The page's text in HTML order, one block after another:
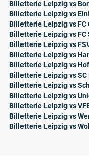
Billetterie Leipzig vs
Billetterie Leipzig vs
Billetterie Leipzig vs FC
Billetterie Leipzig vs FC
Billetterie Leipzig vs
Billetterie Leipzig vs
Billetterie Leipzig vs
Billetterie Leipzig vs SC
Billetterie Leipzig vs
Billetterie Leipzig vs
Billetterie Leipzig vs
Billetterie Leipzig vs
Billetterie Leipzig vs